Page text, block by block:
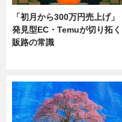
「初月から300万円売上げ」
発見型EC・Temuが切り拓く
販路の常識